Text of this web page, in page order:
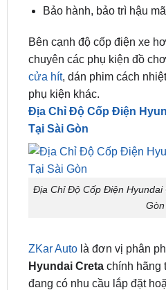
Bảo hành, bảo trì hậu
Bên cạnh độ cốp điện xe
chuyên các phụ kiện đồ
cửa hít, dán phim cách
phụ kiện khác.
Địa Chỉ Độ Cốp Điện
Tại Sài Gòn
Địa Chỉ Độ Cốp Điện Hyundai
Gòn
ZKar Autolà đơn vị phân
Hyundai Cretachính hãng
đang có nhu cầu lắp đặt